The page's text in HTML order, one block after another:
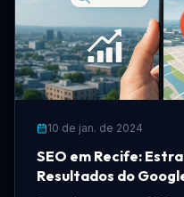
10 de jan. de 2024
SEO em Recife:
Resultados do